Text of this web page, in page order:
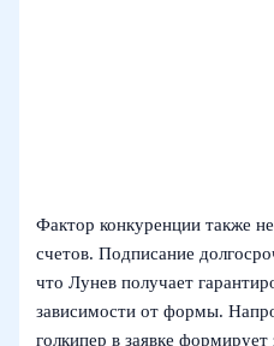
Фактор конкуренции также
счетов. Подписание
что Лунев получает
зависимости от формы.
голкипер в заявке